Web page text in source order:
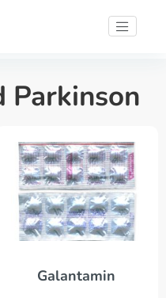
Parkinson
Galantamin